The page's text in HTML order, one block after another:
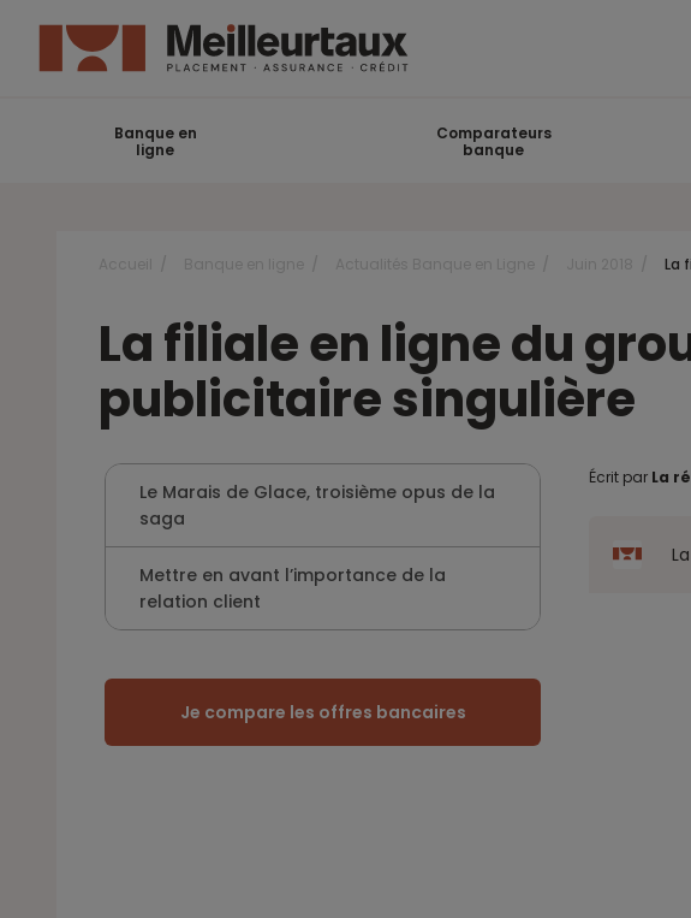
Banque en
ligne
Comparateurs
banque
La
La filiale en ligne du
publicitaire singulière
Le Marais de Glace, troisième opus de la
saga
Mettre en avant l’importance de la
relation client
Je compare les offres bancaires
Écrit par La